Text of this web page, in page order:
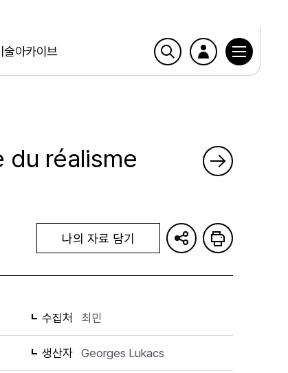
술아카이브
du réalisme
나의 자료 담기
수집처 최민
생산자 Georges Lukacs